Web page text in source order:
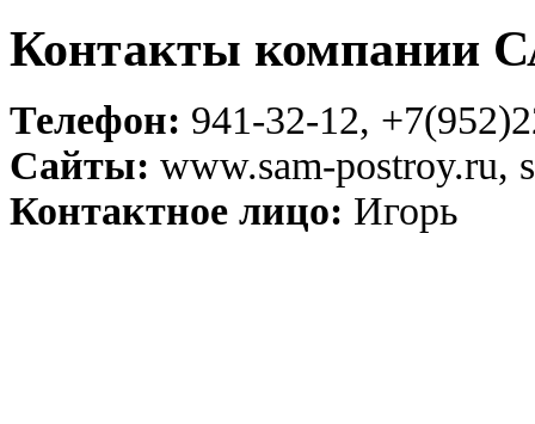
Контакты
Телефон: 941-32-12,
Сайты: www.sam-postroy.ru,
Контактное лицо: Игорь